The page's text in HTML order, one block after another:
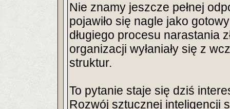
Nie znamy jeszcze pełnej
pojawiło się nagle jako
długiego procesu narastania
organizacji wyłaniały się z
struktur.
To pytanie staje się dziś
Rozwój sztucznej inteligencji